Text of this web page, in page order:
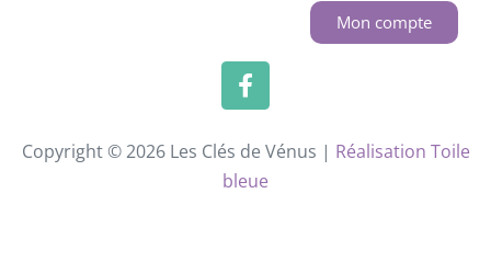
Mon compte
Copyright © 2026 Les Clés de Vénus | Réalisation Toile
bleue